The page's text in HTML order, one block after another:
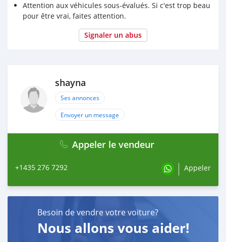
Attention aux véhicules sous-évalués. Si c'est trop beau
pour être vrai, faites attention.
Signaler un abus
shayna
Ses annonces
Envoyer un message
Appeler le vendeur
+1435 276 7292 Appeler
Besoin de vendre votre voiture?
Nous allons vous aider!